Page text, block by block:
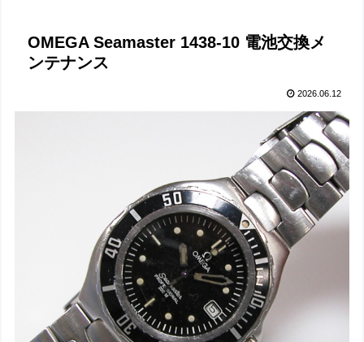
OMEGA Seamaster 1438-10 電池交換メ
ンテナンス
2026.06.12